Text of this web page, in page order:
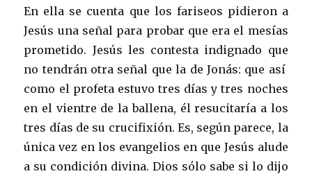
En ella se cuenta que los fariseos pidieron a
Jesús una señal para probar que era el mesías
prometido. Jesús les contesta indignado que
no tendrán otra señal que la de Jonás: que así
como el profeta estuvo tres días y tres noches
en el vientre de la ballena, él resucitaría a los
tres días de su crucifixión. Es, según parece, la
única vez en los evangelios en que Jesús alude
a su condición divina. Dios sólo sabe si lo dijo